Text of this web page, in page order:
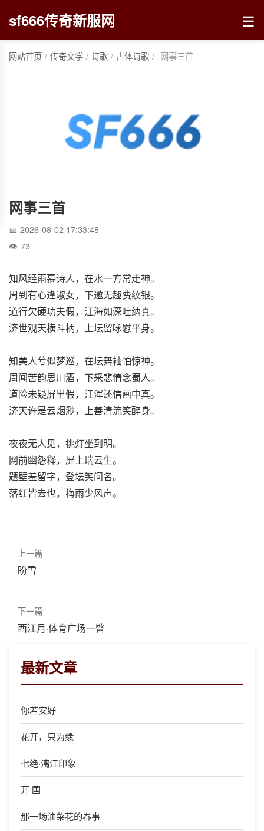
sf666传奇新服网 ☰
网站首页 / 传奇文学 / 诗歌 / 古体诗歌 / 网事三首
网事三首
2026-08-02 17:33:48
73
知风经雨慕诗人，在水一方常走神。
周到有心逢淑女，下邀无趣费纹银。
道行欠硬功夫假，江海如深吐纳真。
济世观天横斗柄，上坛留咏慰平身。
知美人兮似梦巡，在坛舞袖怕惊神。
周闻苦韵思川酒，下采悲情念蜀人。
道险未疑屏里假，江浑还信画中真。
济天许是云烟渺，上善清流笑醉身。
夜夜无人见，挑灯坐到明。
网前幽怨释，屏上瑞云生。
题壁羞留字，登坛笑问名。
落红皆去也，梅雨少风声。
上一篇
盼雪
下一篇
西江月·体育广场一瞥
最新文章
你若安好
花开，只为缘
七绝·漓江印象
开 国
那一场油菜花的春事